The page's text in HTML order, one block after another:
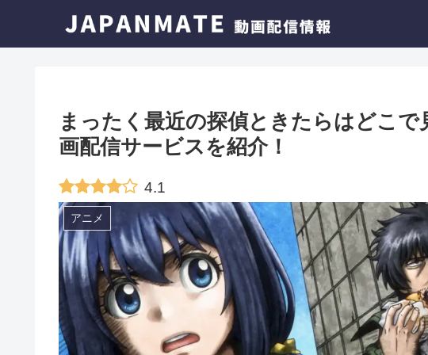
まったく最近の探偵ときたらはどこ
画配信サービスを紹介！
4.1
アニメ